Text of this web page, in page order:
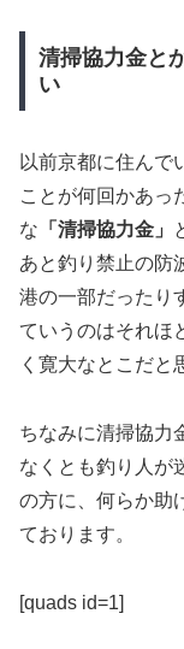
清掃協力金と
い
以前京都に住んで
ことが何回かあっ
な 「清掃協力金」
あと釣り禁止の防
港の一部だったり
ていうのはそれほ
く寛大なとこだと
ちなみに清掃協力
なくとも釣り人が
の方に、何らか助
ております。
[quads id=1]